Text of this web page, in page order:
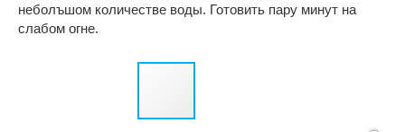
неболъшом количестве воды. Готовить пару минут на
слабом огне.